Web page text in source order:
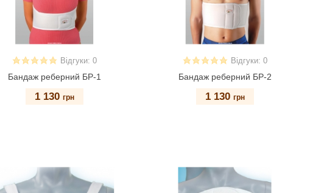
Відгуки: 0
Бандаж реберний БР-1
1 130 грн
Відгуки: 0
Бандаж реберний БР-2
1 130 грн